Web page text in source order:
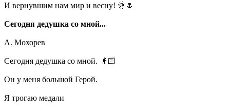
И вернувшим нам мир и весну! 🌞🌷
Сегодня дедушка со мной...
А. Мохорев
Сегодня дедушка со мной. 👴🏻
Он у меня большой Герой.
Я трогаю медали